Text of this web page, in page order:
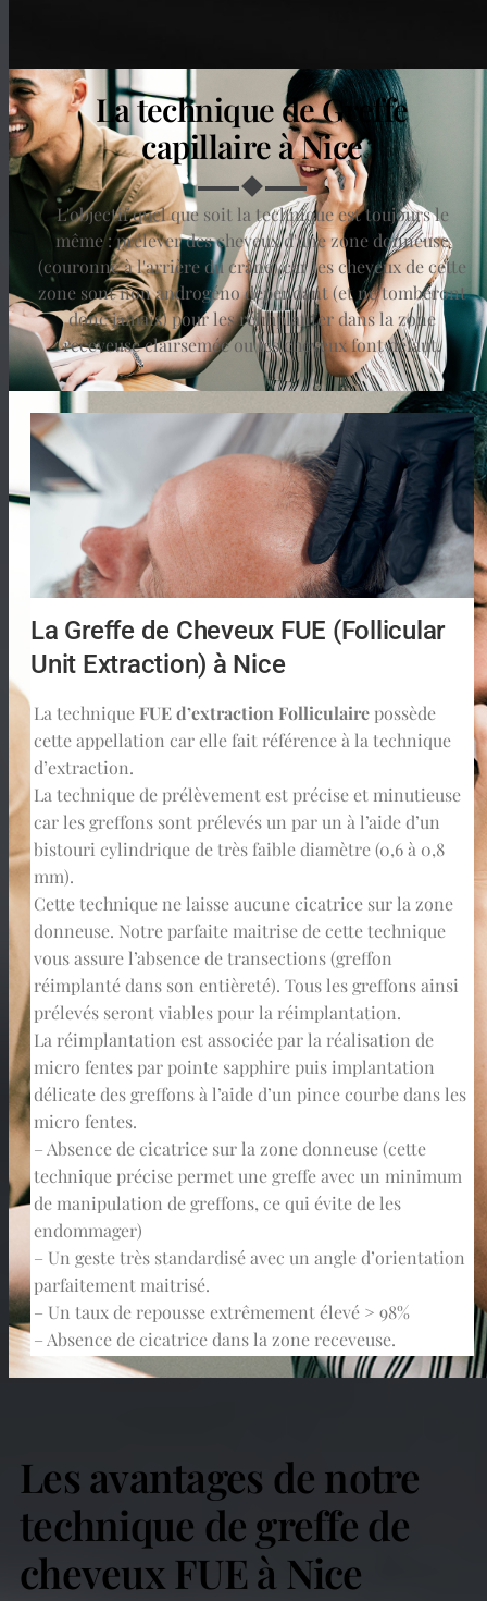
La technique de Greffe
capillaire à Nice
L'objectif quel que soit la technique est toujours le
même : prélever des cheveux d'une zone donneuse
(couronne à l'arrière du crâne) car les cheveux de cette
zone sont non androgéno dépendant (et ne tomberont
donc jamais) pour les réimplanter dans la zone
receveuse clairsemée ou les cheveux font défaut.
La Greffe de Cheveux FUE (Follicular
Unit Extraction) à Nice
La technique FUE d’extraction Folliculaire possède
cette appellation car elle fait référence à la technique
d’extraction.
La technique de prélèvement est précise et minutieuse
car les greffons sont prélevés un par un à l’aide d’un
bistouri cylindrique de très faible diamètre (0,6 à 0,8
mm).
Cette technique ne laisse aucune cicatrice sur la zone
donneuse. Notre parfaite maitrise de cette technique
vous assure l’absence de transections (greffon
réimplanté dans son entièreté). Tous les greffons ainsi
prélevés seront viables pour la réimplantation.
La réimplantation est associée par la réalisation de
micro fentes par pointe sapphire puis implantation
délicate des greffons à l’aide d’un pince courbe dans les
micro fentes.
– Absence de cicatrice sur la zone donneuse (cette
technique précise permet une greffe avec un minimum
de manipulation de greffons, ce qui évite de les
endommager)
– Un geste très standardisé avec un angle d’orientation
parfaitement maitrisé.
– Un taux de repousse extrêmement élevé > 98%
– Absence de cicatrice dans la zone receveuse.
Les avantages de notre
technique de greffe de
cheveux FUE à Nice